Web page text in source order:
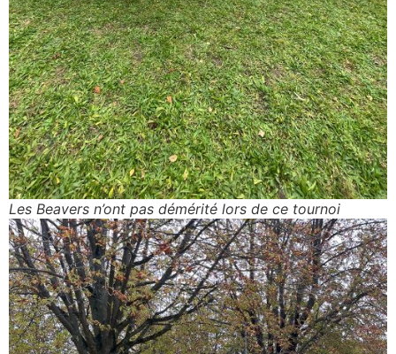
Les Beavers n’ont pas démérité lors de ce tournoi